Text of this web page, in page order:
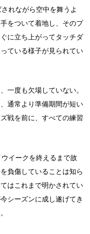
れながら空中を舞うよ
をついて着地し、そのプ
に立ち上がってタッチダ
ている様子が見られてい
一度も欠場していない。
通常より準備期間が短い
戦を前に、すべての練習
イークを終えるまで故
負傷していることは知ら
はこれまで明かされてい
シーズンに成し遂げてき